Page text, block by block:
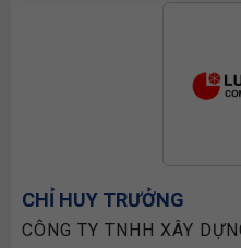
CHỈ HUY TRƯỞNG
CÔNG TY TNHH XÂY